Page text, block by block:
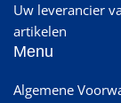
Uw leverancier
artikelen
Menu
Algemene